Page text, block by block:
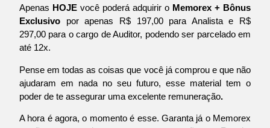
Apenas HOJE você poderá adquirir o Memorex + Bônus
Exclusivo por apenas R$ 197,00 para Analista e R$
297,00 para o cargo de Auditor, podendo ser parcelado em
até 12x.
Pense em todas as coisas que você já comprou e que não
ajudaram em nada no seu futuro, esse material tem o
poder de te assegurar uma excelente remuneração.
A hora é agora, o momento é esse. Garanta já o Memorex